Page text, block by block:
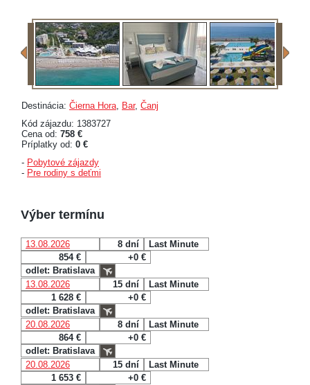
Destinácia: Čierna Hora, Bar, Čanj
Kód zájazdu: 1383727
Cena od: 758 €
Príplatky od: 0 €
- Pobytové zájazdy
- Pre rodiny s deťmi
Výber termínu
13.08.2026 8 dní
Last Minute
854 €
+0 €
odlet: Bratislava
13.08.2026
15 dní
Last Minute
1 628 €
+0 €
odlet: Bratislava
20.08.2026
8 dní
Last Minute
864 €
+0 €
odlet: Bratislava
20.08.2026
15 dní
Last Minute
1 653 €
+0 €